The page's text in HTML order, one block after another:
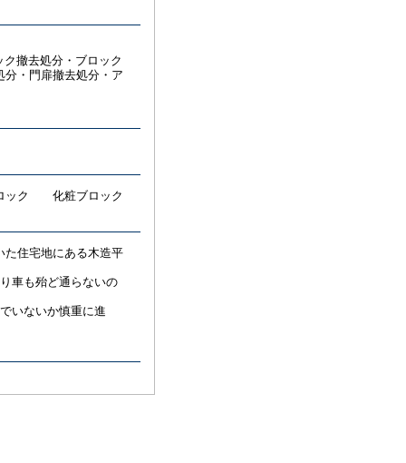
撤去処分・ブロック
分・門扉撤去処分・ア
ック 化粧ブロック
た住宅地にある木造平
車も殆ど通らないの
いないか慎重に進